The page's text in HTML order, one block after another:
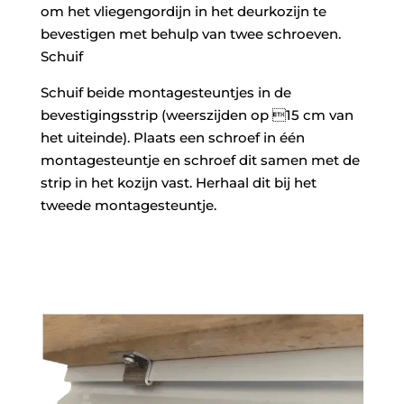
om het vliegengordijn in het deurkozijn te
bevestigen met behulp van twee schroeven.
Schuif
Schuif beide montagesteuntjes in de
bevestigingsstrip (weerszijden op 15 cm van
het uiteinde). Plaats een schroef in één
montagesteuntje en schroef dit samen met de
strip in het kozijn vast. Herhaal dit bij het
tweede montagesteuntje.